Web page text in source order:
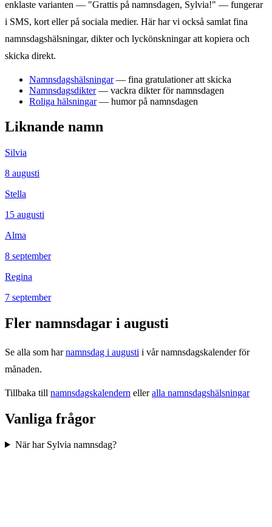
enklaste varianten — "Grattis på namnsdagen, Sylvia!" — fungerar
i SMS, kort eller på sociala medier. Här har vi också samlat fina
namnsdagshälsningar, dikter och lyckönskningar att kopiera och
skicka direkt.
Namnsdagshälsningar — fina gratulationer att skicka
Namnsdagsdikter— vackra dikter för namnsdagen
Roliga hälsningar— humor på namnsdagen
Liknande namn
Silvia
8 augusti
Stella
15 augusti
Alma
8 september
Regina
7 september
Fler namnsdagar i augusti
Se alla som har namnsdag i augusti i vår namnsdagskalender för
månaden.
Tillbaka till namnsdagskalendern elleralla namnsdagshälsningar
Vanliga frågor
När har Sylvia namnsdag?